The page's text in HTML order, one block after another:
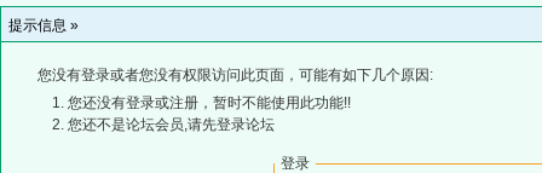
提示信息 »
您没有登录或者您没有权限访问此页面，可能有如下几个原因:
您还没有登录或注册，暂时不能使用此功能!!
您还不是论坛会员,请先登录论坛
登录